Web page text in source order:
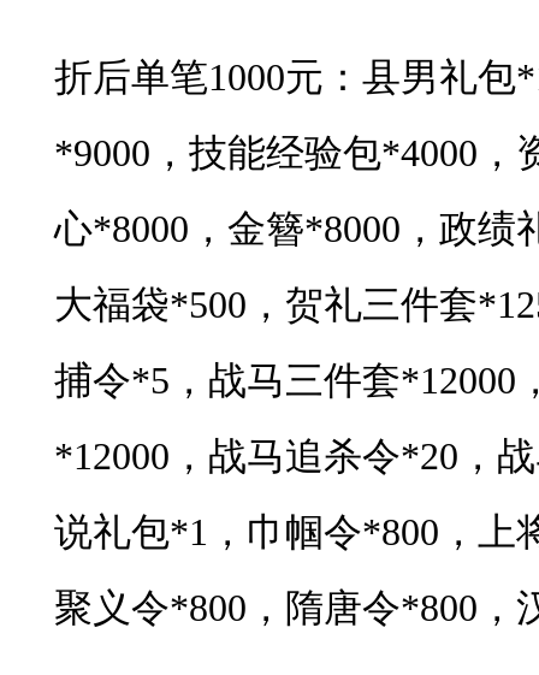
折后单笔1000元：县男礼包
*9000，技能经验包*4000，
心*8000，金簪*8000，政绩
大福袋*500，贺礼三件套
捕令*5，战马三件套*12000
*12000，战马追杀令*20，
说礼包*1，巾帼令*800，上
聚义令*800，隋唐令*800，